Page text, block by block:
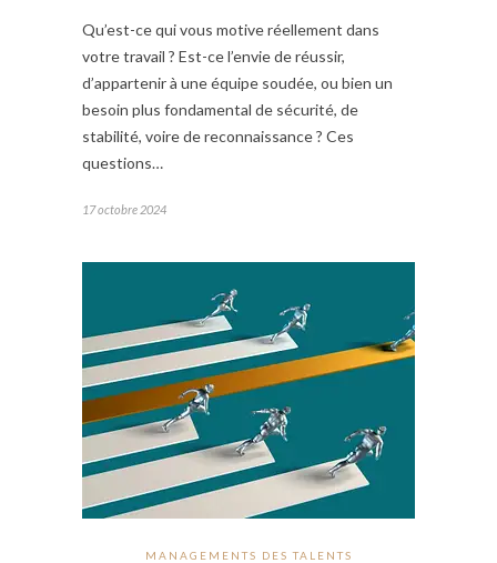
Qu’est-ce qui vous motive réellement dans
votre travail ? Est-ce l’envie de réussir,
d’appartenir à une équipe soudée, ou bien un
besoin plus fondamental de sécurité, de
stabilité, voire de reconnaissance ? Ces
questions…
17 octobre 2024
MANAGEMENTS DES TALENTS